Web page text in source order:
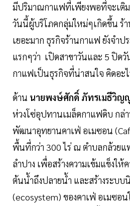
มีปริมาณกาแฟที่เพียงพอที่จะเติ
วันนี้ผู้บริโภคกลุ่มใหม่ๆเกิดขึ้น ร้
เยอะมาก ธุรกิจร้านกาแฟ ยังจำป
แรกๆว่า เปิดสาขาวันและ 5 ปิด
กาแฟเป็นธุรกิจที่น่าสนใจ คิดอะ
ด้าน นายพงษ์ศักดิ์ ภัทรเมธีวิญ
ห่วงโซ่อุปทานเมล็ดกาแฟดิบ กล่า
พัฒนาอุทยานคาเฟ่ อเมซอน
พื้นที่กว่า 300 ไร่ ณ ตำบลกล้วยแ
ลำปาง เพื่อสร้างความเข้มแข็งใ
ต้นน้ำถึงปลายน้ำ และสร้างระบบ
(ecosystem) ของคาเฟ่ อเมซอ